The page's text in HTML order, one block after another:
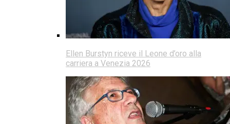
Ellen Burstyn riceve il Leone d’oro alla
carriera a Venezia 2026